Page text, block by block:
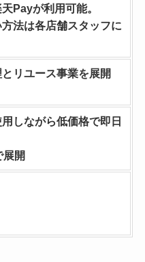
Payが利用可能。
法は各店舗スタッフに
リユース事業を展開
しながら低価格で即日
展開